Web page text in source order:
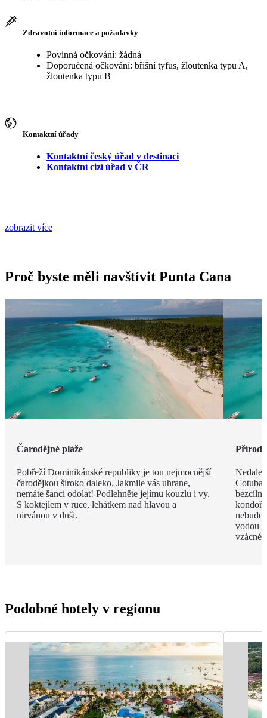
Zdravotní informace a požadavky
Povinná očkování: žádná
Doporučená očkování: břišní tyfus, žloutenka typu A,
žloutenka typu B
Kontaktní úřady
Kontaktní český úřad v destinaci
Kontaktní cizí úřad v ČR
zobrazit více
Proč byste měli navštívit Punta Cana
Čarodějné pláže
Pobřeží Dominikánské republiky je tou nejmocnější
čarodějkou široko daleko. Jakmile vás uhrane,
nemáte šanci odolat! Podlehněte jejímu kouzlu i vy.
S koktejlem v ruce, lehátkem nad hlavou a
nirvánou v duši.
vodou
Podobné hotely v regionu